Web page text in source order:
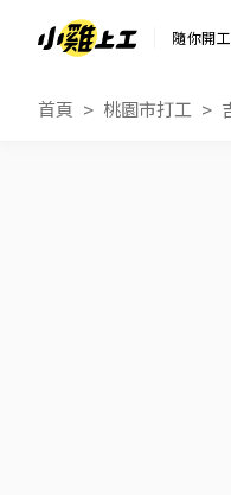
隨你開工
首頁 桃園市打工